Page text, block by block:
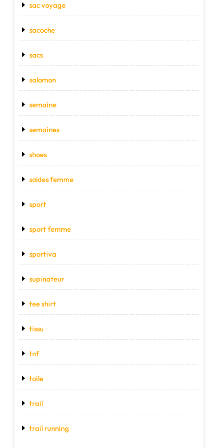
sac voyage
sacoche
sacs
salomon
semaine
semaines
shoes
soldes femme
sport
sport femme
sportiva
supinateur
tee shirt
tissu
tnf
toile
trail
trail running